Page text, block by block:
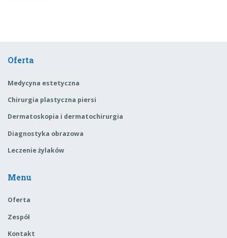
Oferta
Medycyna estetyczna
Chirurgia plastyczna piersi
Dermatoskopia i dermatochirurgia
Diagnostyka obrazowa
Leczenie żylaków
Menu
Oferta
Zespół
Kontakt